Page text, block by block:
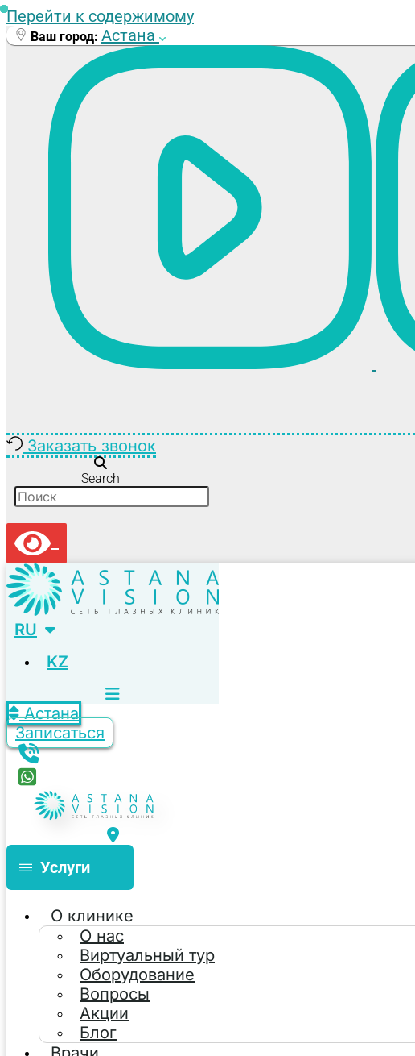
Перейти к содержимому
Ваш город: Астана
Заказать звонок
Search
RU
KZ
Астана
Записаться
Услуги
О клинике
О нас
Виртуальный тур
Оборудование
Вопросы
Акции
Блог